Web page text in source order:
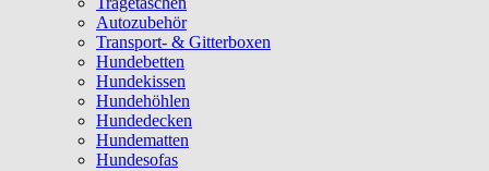
Autozubehör
Transport- & Gitterboxen
Hundebetten
Hundekissen
Hundehöhlen
Hundedecken
Hundematten
Hundesofas